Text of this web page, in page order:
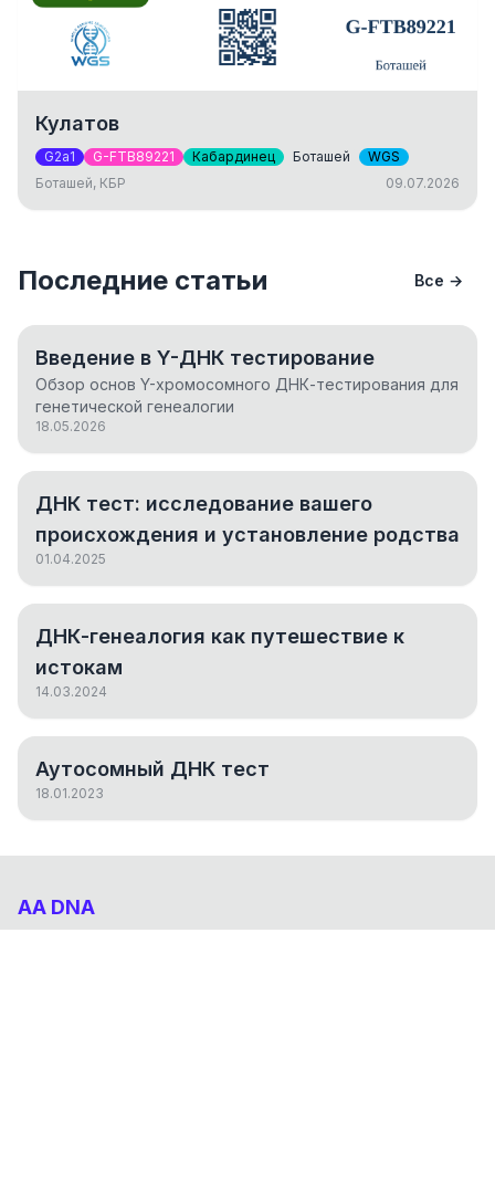
Кулатов
G2a1 G-FTB89221 Кабардинец Боташей
WGS
Боташей, КБР
09.07.2026
Последние статьи Все →
Введение в Y-ДНК тестирование
Обзор основ Y-хромосомного ДНК-тестирования для
генетической генеалогии
18.05.2026
ДНК тест: исследование вашего
происхождения и установление родства
01.04.2025
ДНК-генеалогия как путешествие к
истокам
14.03.2024
Аутосомный ДНК тест
18.01.2023
AA DNA